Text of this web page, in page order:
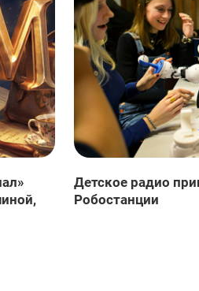
Детское радио
Робостанции